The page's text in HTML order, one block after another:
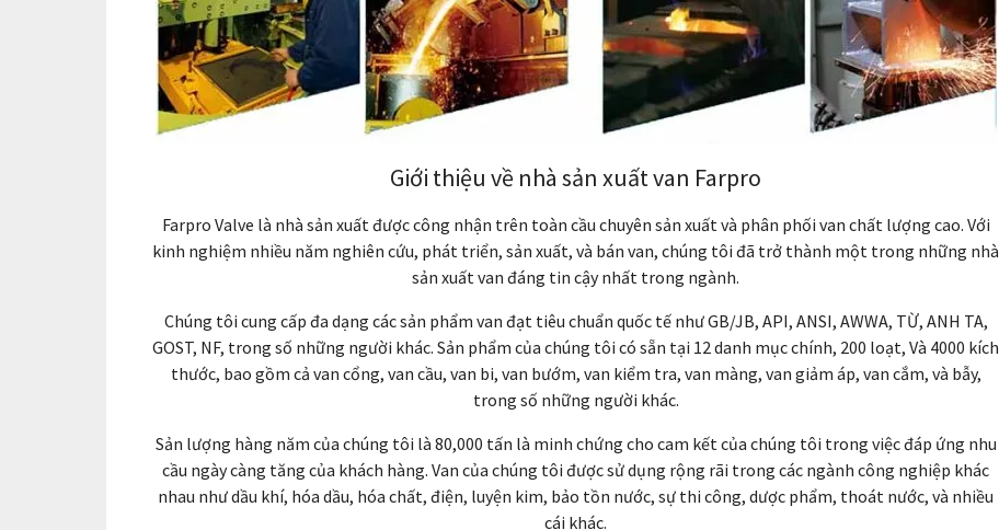
Giới thiệu về nhà sản xuất van Farpro
Farpro Valve là nhà sản xuất được công nhận trên toàn cầu chuyên sản xuất và phân phối van chất lượng cao. Với
kinh nghiệm nhiều năm nghiên cứu, phát triển, sản xuất, và bán van, chúng tôi đã trở thành một trong những nhà
sản xuất van đáng tin cậy nhất trong ngành.
Chúng tôi cung cấp đa dạng các sản phẩm van đạt tiêu chuẩn quốc tế như GB/JB, API, ANSI, AWWA, TỪ, ANH TA,
GOST, NF, trong số những người khác. Sản phẩm của chúng tôi có sẵn tại 12 danh mục chính, 200 loạt, Và 4000 kích
thước, bao gồm cả van cổng, van cầu, van bi, van bướm, van kiểm tra, van màng, van giảm áp, van cắm, và bẫy,
trong số những người khác.
Sản lượng hàng năm của chúng tôi là 80,000 tấn là minh chứng cho cam kết của chúng tôi trong việc đáp ứng nhu
cầu ngày càng tăng của khách hàng. Van của chúng tôi được sử dụng rộng rãi trong các ngành công nghiệp khác
nhau như dầu khí, hóa dầu, hóa chất, điện, luyện kim, bảo tồn nước, sự thi công, dược phẩm, thoát nước, và nhiều
cái khác.